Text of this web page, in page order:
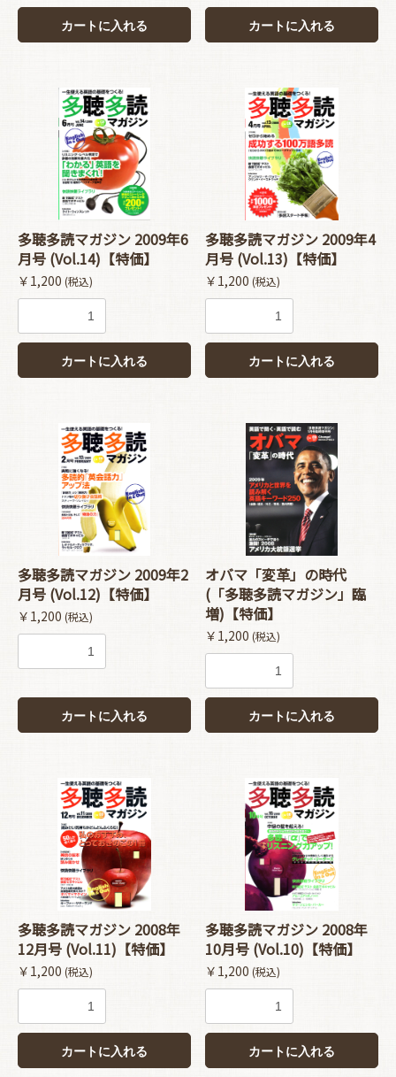
カートに入れる カートに入れる
多聴多読マガジン 2009年6
月号 (Vol.14)【特価】
￥1,200 (税込)
カートに入れる
多聴多読マガジン 2009年4
月号 (Vol.13)【特価】
￥1,200 (税込)
カートに入れる
多聴多読マガジン 2009年2
月号 (Vol.12)【特価】
￥1,200 (税込)
カートに入れる
オバマ「変革」の時代
(「多聴多読マガジン」臨
増)【特価】
￥1,200 (税込)
カートに入れる
多聴多読マガジン 2008年
12月号 (Vol.11)【特価】
￥1,200 (税込)
カートに入れる
多聴多読マガジン 2008年
10月号 (Vol.10)【特価】
￥1,200 (税込)
カートに入れる
お買い物を続ける カートへ進む